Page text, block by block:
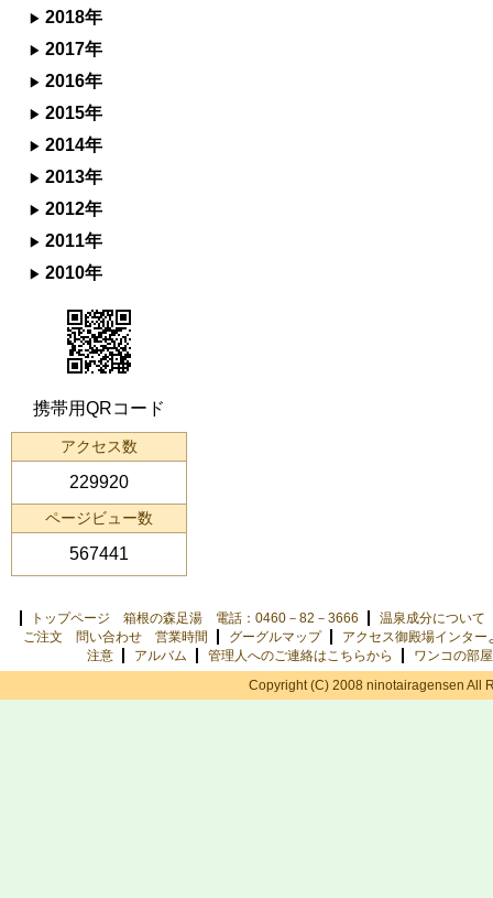
2018年
2017年
2016年
2015年
2014年
2013年
2012年
2011年
2010年
携帯用QRコード
アクセス数
229920
ページビュー数
567441
トップページ 箱根の森足湯 電話：0460－82－3666
温泉成分について
ご注文 問い合わせ 営業時間
グーグルマップ
アクセス御殿場インター
注意
アルバム 管理人へのご連絡はこちらから
ワンコの部屋
Copyright (C) 2008 ninotairagensen All